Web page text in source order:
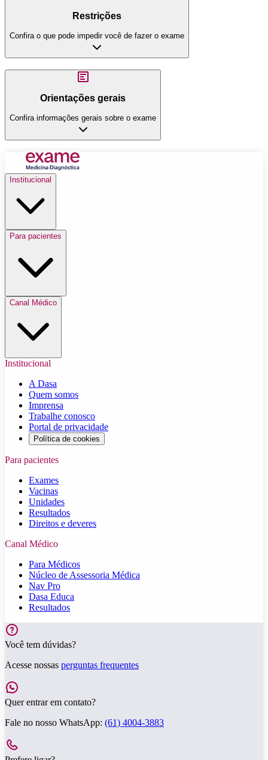
Restrições
Confira o que pode impedir você de fazer o exame
Orientações gerais
Confira informações gerais sobre o exame
Institucional
Para pacientes
Canal Médico
Institucional
A Dasa
Quem somos
Imprensa
Trabalhe conosco
Portal de privacidade
Política de cookies
Para pacientes
Exames
Vacinas
Unidades
Resultados
Direitos e deveres
Canal Médico
Para Médicos
Núcleo de Assessoria Médica
Nav Pro
Dasa Educa
Resultados
Você tem dúvidas?
Acesse nossas perguntas frequentes
Quer entrar em contato?
Fale no nosso WhatsApp: (61) 4004-3883